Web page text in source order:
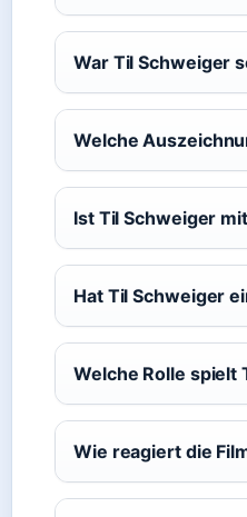
War Til Schweiger
Welche
Ist Til Schweiger
Hat Til Schweiger
Welche Rolle spielt
Wie reagiert die